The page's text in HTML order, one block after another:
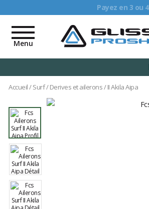
Toggle
navigation
Menu
Accueil/Surf/Derives et ailerons/II Akila Aipa